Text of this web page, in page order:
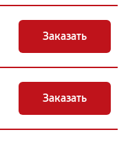
Заказать
Заказать